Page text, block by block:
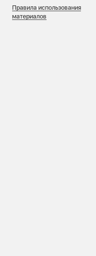
Правила использования
материалов